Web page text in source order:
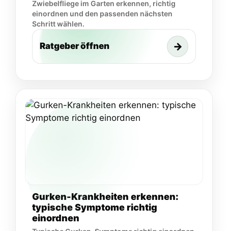
Zwiebelfliege im Garten erkennen, richtig
einordnen und den passenden nächsten
Schritt wählen.
Ratgeber öffnen →
Gurken-Krankheiten erkennen:
typische Symptome richtig
einordnen